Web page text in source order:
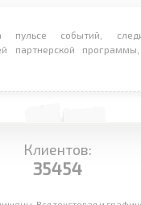
пульсе событий,
партнерской программы,
Клиентов:
35454